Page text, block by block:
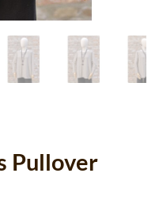
Pullover